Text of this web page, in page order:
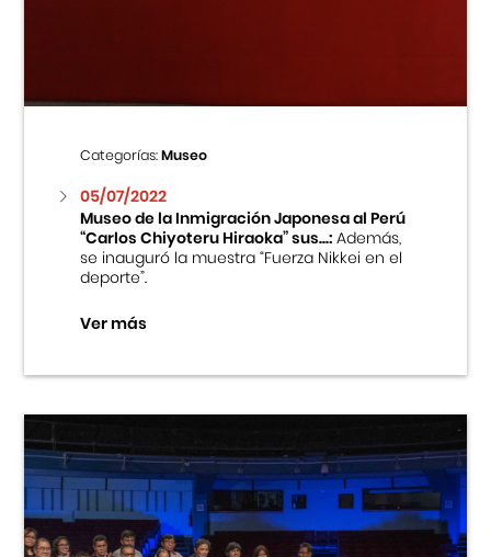
Cursos
Museo de la Inmigración Japonesa
Fondo Editorial
Teatro Peruano Japonés
Categorías:Museo
05/07/2022
Museo de la Inmigración Japonesa al Perú
“Carlos Chiyoteru Hiraoka” sus...:Además,
se inauguró la muestra “Fuerza Nikkei en el
deporte”.
Ver más